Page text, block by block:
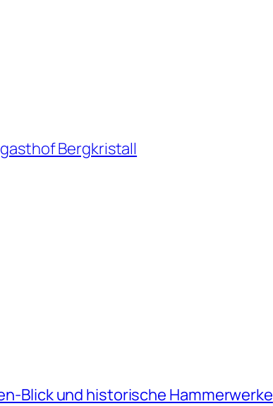
Bergkristall
Blick und historische Hammerwerke